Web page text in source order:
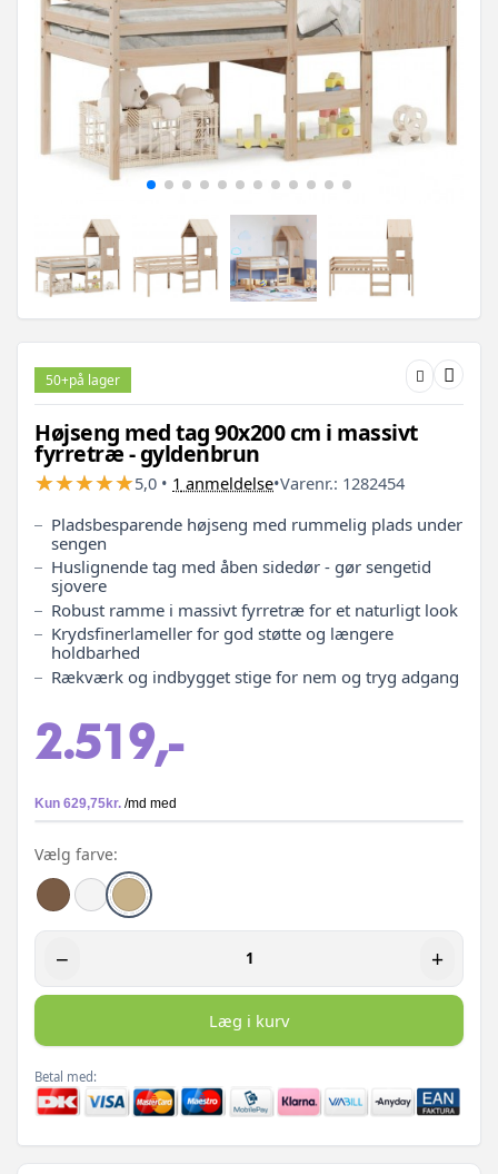
50+på lager
Højseng med tag 90x200 cm i massivt
fyrretræ - gyldenbrun
★
★★
★★
★★
★★
★5,0 • 1 anmeldelse•Varenr.: 1282454
Pladsbesparende højseng med rummelig plads under
sengen
Huslignende tag med åben sidedør - gør sengetid
sjovere
Robust ramme i massivt fyrretræ for et naturligt look
Krydsfinerlameller for god støtte og længere
holdbarhed
Rækværk og indbygget stige for nem og tryg adgang
2.519,-
Vælg farve:
− +
Læg i kurv
Betal med: